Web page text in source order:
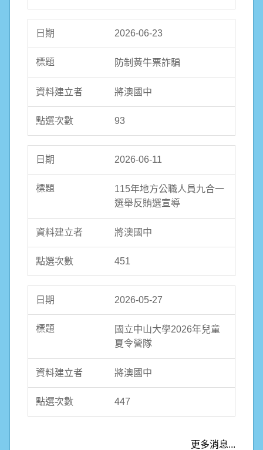
2026-06-23
防制黃牛票詐騙
將澳國中
93
2026-06-11
115年地方公職人員九合一
選舉反賄選宣導
將澳國中
451
2026-05-27
國立中山大學2026年兒童
夏令營隊
將澳國中
447
更多消息...